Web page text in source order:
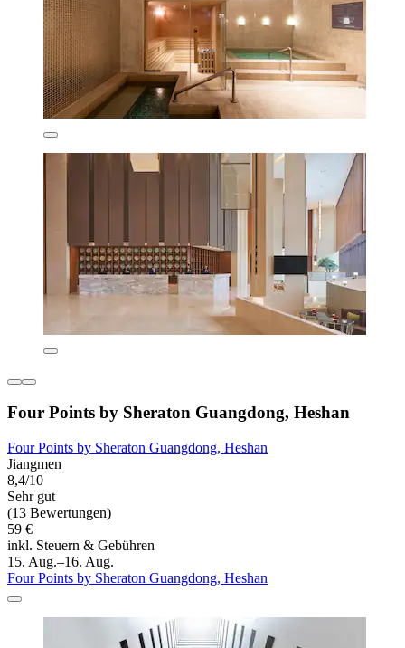
Four Points by Sheraton Guangdong, Heshan
Four Points by Sheraton Guangdong, Heshan
Jiangmen
8,4/10
Sehr gut
(13 Bewertungen)
59 €
inkl. Steuern & Gebühren
15. Aug.–16. Aug.
Four Points by Sheraton Guangdong, Heshan